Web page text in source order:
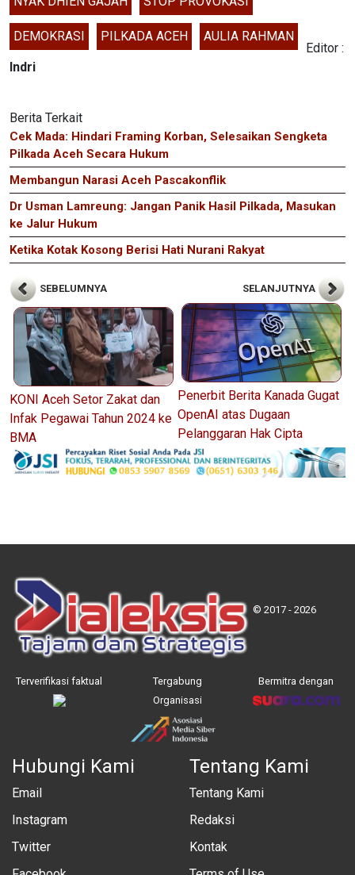
DEMOKRASI PILKADA ACEH AULIA RAHMAN
Editor :
Indri
Berita Terkait
Cek Mada: Hindari Framing Korban, Selesaikan Sengketa
Pilkada Aceh Secara Hukum
Membangun Narasi Aceh Pascakonflik
Dr Usman Lamreung: Jangan Panik Hasil Pilkada, Masukan
ke Jalur Hukum
Ketika Kotak Kosong Berisi Hati Nurani Rakyat
SEBELUMNYA
KONI Aceh Setor Zakat dan
Infak Pegawai Tahun 2024 ke
BMA
SELANJUTNYA
Penerbit Berita Kanada Gugat
OpenAI atas Dugaan
Pelanggaran Hak Cipta
© 2017 - 2026
Terverifikasi faktual
Tergabung
Organisasi
Bermitra dengan
Hubungi Kami
Email
Instagram
Twitter
Tentang Kami
Tentang Kami
Redaksi
Kontak